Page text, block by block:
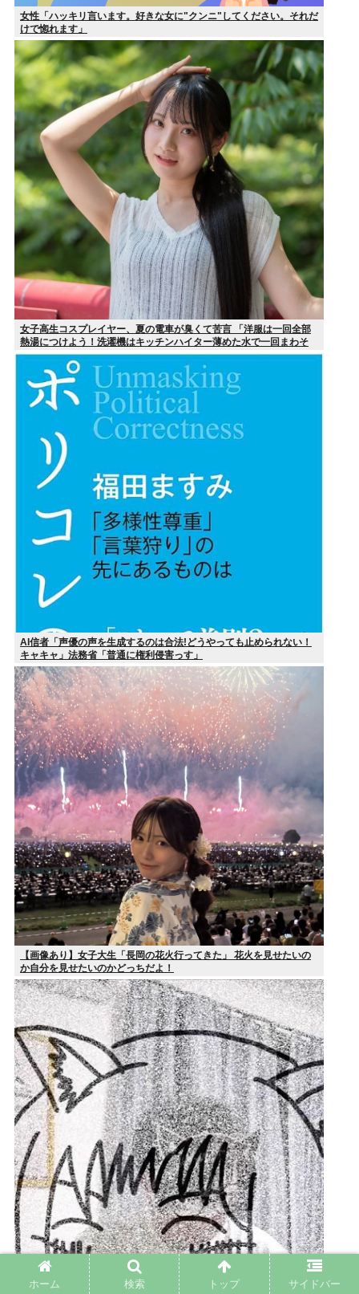
女性「ハッキリ言います。好きな女に"クンニ"してください。それだ
けで惚れます」
女子高生コスプレイヤー、夏の電車が臭くて苦言 「洋服は一回全部
熱湯につけよう！洗濯機はキッチンハイター薄めた水で一回まわそ
う！」
AI信者「声優の声を生成するのは合法!どうやっても止められない！
キャキャ」法務省「普通に権利侵害っす」
【画像あり】女子大生「長岡の花火行ってきた」 花火を見せたいの
か自分を見せたいのかどっちだよ！
29歳バンドマン俺、もうどうやったらバズるのかわからん
ホーム 検索 トップ サイドバー